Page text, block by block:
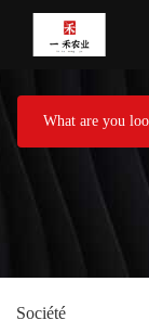
Société